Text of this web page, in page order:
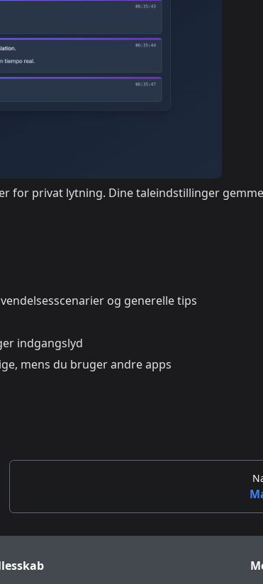
for privat lytning. Dine taleindstillinger
og generelle tips
indgangslyd
mens du bruger andre apps